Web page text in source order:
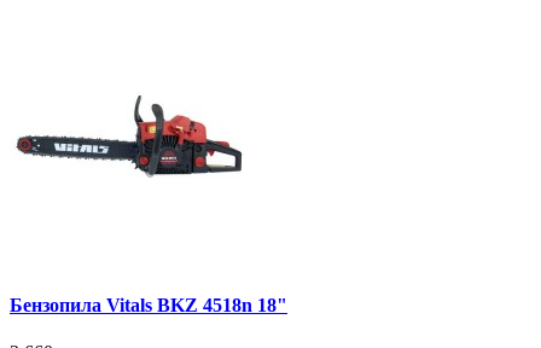
Бензопила Vitals BKZ 4518n 18"